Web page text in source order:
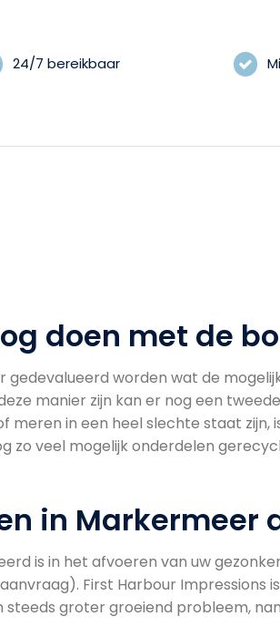
24/7 bereikbaar
doen met de
gedevalueerd worden wat de
manier zijn kan er nog een
meren in een heel slechte staat
zo veel mogelijk onderdelen
in Markermeer
is in het afvoeren van uw
First Harbour
groter groeiend probleem,